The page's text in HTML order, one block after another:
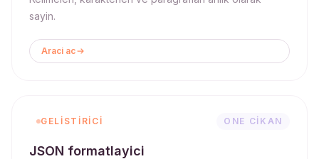
sayin.
Araci ac
GELISTIRICI ONE CIKAN
JSON formatlayici